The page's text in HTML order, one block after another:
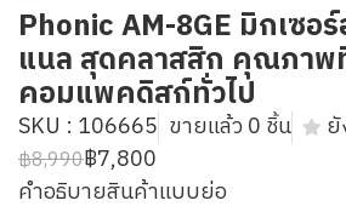
Phonic AM-8GE มิกเซอ
แนล สุดคลาสสิก คุณภาพ
คอมแพคดิสก์ทั่วไป
SKU : 106665 ขายแล้ว 0 ชิ้น ยั
฿8,990฿7,800
คำอธิบายสินค้าแบบย่อ